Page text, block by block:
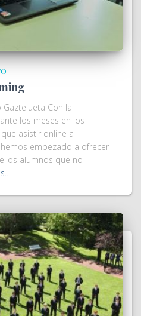
Gaztelueta Con la
los meses en los
asistir online a
empezado a ofrecer
alumnos que no